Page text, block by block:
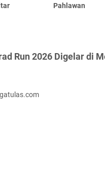
Pahlawan
Run 2026 Digelar di